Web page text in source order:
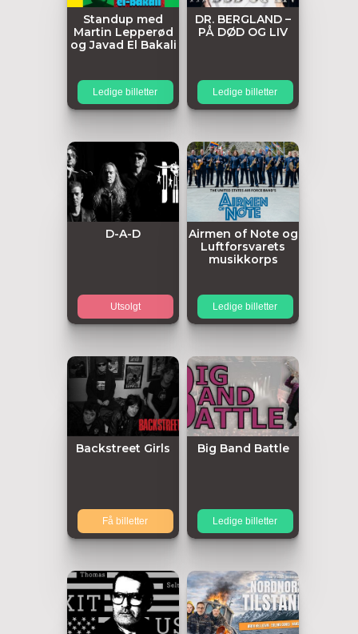
Standup med
Martin Lepperød
og Javad El Bakali
Ledige billetter
DR. BERGLAND –
PÅ DØD OG LIV
Ledige billetter
D-A-D
Utsolgt
Airmen of Note og
Luftforsvarets
musikkorps
Ledige billetter
Backstreet Girls
Få billetter
Big Band Battle
Ledige billetter